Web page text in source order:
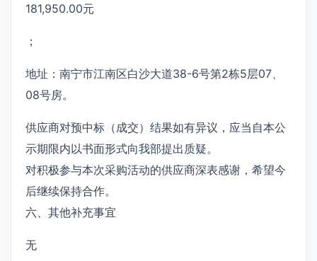
181,950.00元
；
地址：南宁市江南区白沙大道38-6号第2栋5层07、
08号房。
供应商对预中标（成交）结果如有异议，应当自本公
示期限内以书面形式向我部提出质疑。
对积极参与本次采购活动的供应商深表感谢，希望今
后继续保持合作。
六、其他补充事宜
无